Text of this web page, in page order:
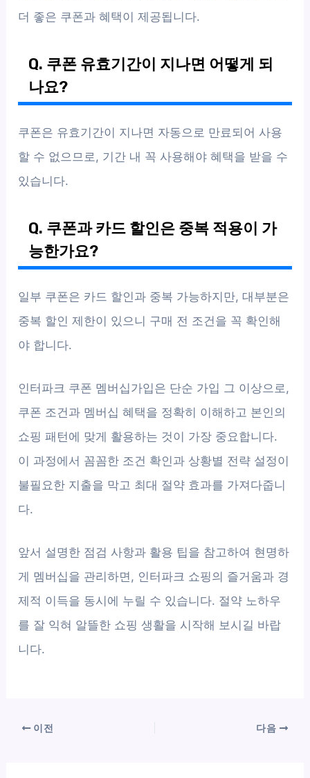
더 좋은 쿠폰과 혜택이 제공됩니다.
Q. 쿠폰 유효기간이 지나면 어떻게 되
나요?
쿠폰은 유효기간이 지나면 자동으로 만료되어 사용
할 수 없으므로, 기간 내 꼭 사용해야 혜택을 받을 수
있습니다.
Q. 쿠폰과 카드 할인은 중복 적용이 가
능한가요?
일부 쿠폰은 카드 할인과 중복 가능하지만, 대부분은
중복 할인 제한이 있으니 구매 전 조건을 꼭 확인해
야 합니다.
인터파크 쿠폰 멤버십가입은 단순 가입 그 이상으로,
쿠폰 조건과 멤버십 혜택을 정확히 이해하고 본인의
쇼핑 패턴에 맞게 활용하는 것이 가장 중요합니다.
이 과정에서 꼼꼼한 조건 확인과 상황별 전략 설정이
불필요한 지출을 막고 최대 절약 효과를 가져다줍니
다.
앞서 설명한 점검 사항과 활용 팁을 참고하여 현명하
게 멤버십을 관리하면, 인터파크 쇼핑의 즐거움과 경
제적 이득을 동시에 누릴 수 있습니다. 절약 노하우
를 잘 익혀 알뜰한 쇼핑 생활을 시작해 보시길 바랍
니다.
이전 다음